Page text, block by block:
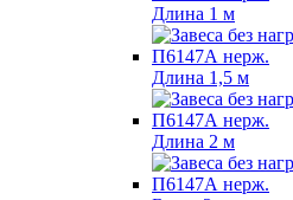
Длина 1 м
Длина 1,5 м
Длина 2 м